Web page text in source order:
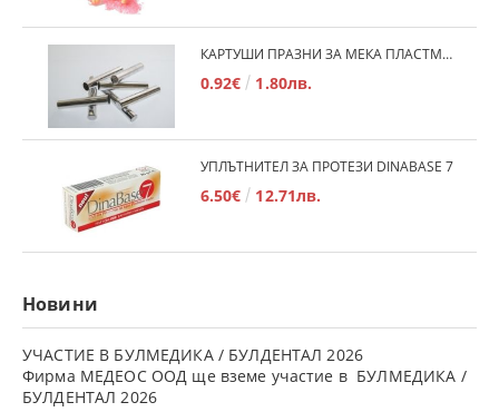
КАРТУШИ ПРАЗНИ ЗА МЕКА ПЛАСТМАСА
0.92€ 1.80лв.
УПЛЪТНИТЕЛ ЗА ПРОТЕЗИ DINABASE 7
6.50€ 12.71лв.
Новини
УЧАСТИЕ В БУЛМЕДИКА / БУЛДЕНТАЛ 2026
Фирма МЕДЕОС ООД ще вземе участие в БУЛМЕДИКА /
БУЛДЕНТАЛ 2026